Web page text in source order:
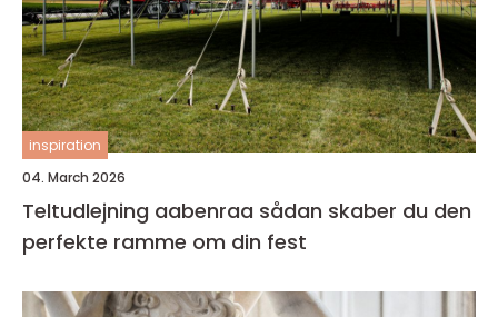
inspiration
04. March 2026
Teltudlejning aabenraa sådan skaber du den
perfekte ramme om din fest